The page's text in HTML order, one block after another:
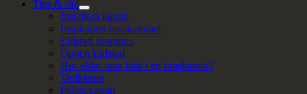
Tips & råd
Installera kamin
Inspiration braskaminer
Eldstad Inomhus
Öppen Eldstad
Hur eldar man bäst i en braskamin?
Vedkamin
Pelletskamin